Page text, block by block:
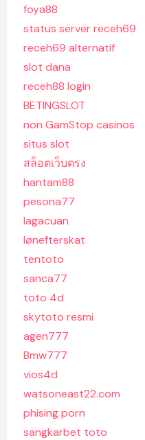
foya88
status server receh69
receh69 alternatif
slot dana
receh88 login
BETINGSLOT
non GamStop casinos
situs slot
สล็อตเว็บตรง
hantam88
pesona77
lagacuan
lønefterskat
tentoto
sanca77
toto 4d
skytoto resmi
agen777
Bmw777
vios4d
watsoneast22.com
phising porn
sangkarbet toto